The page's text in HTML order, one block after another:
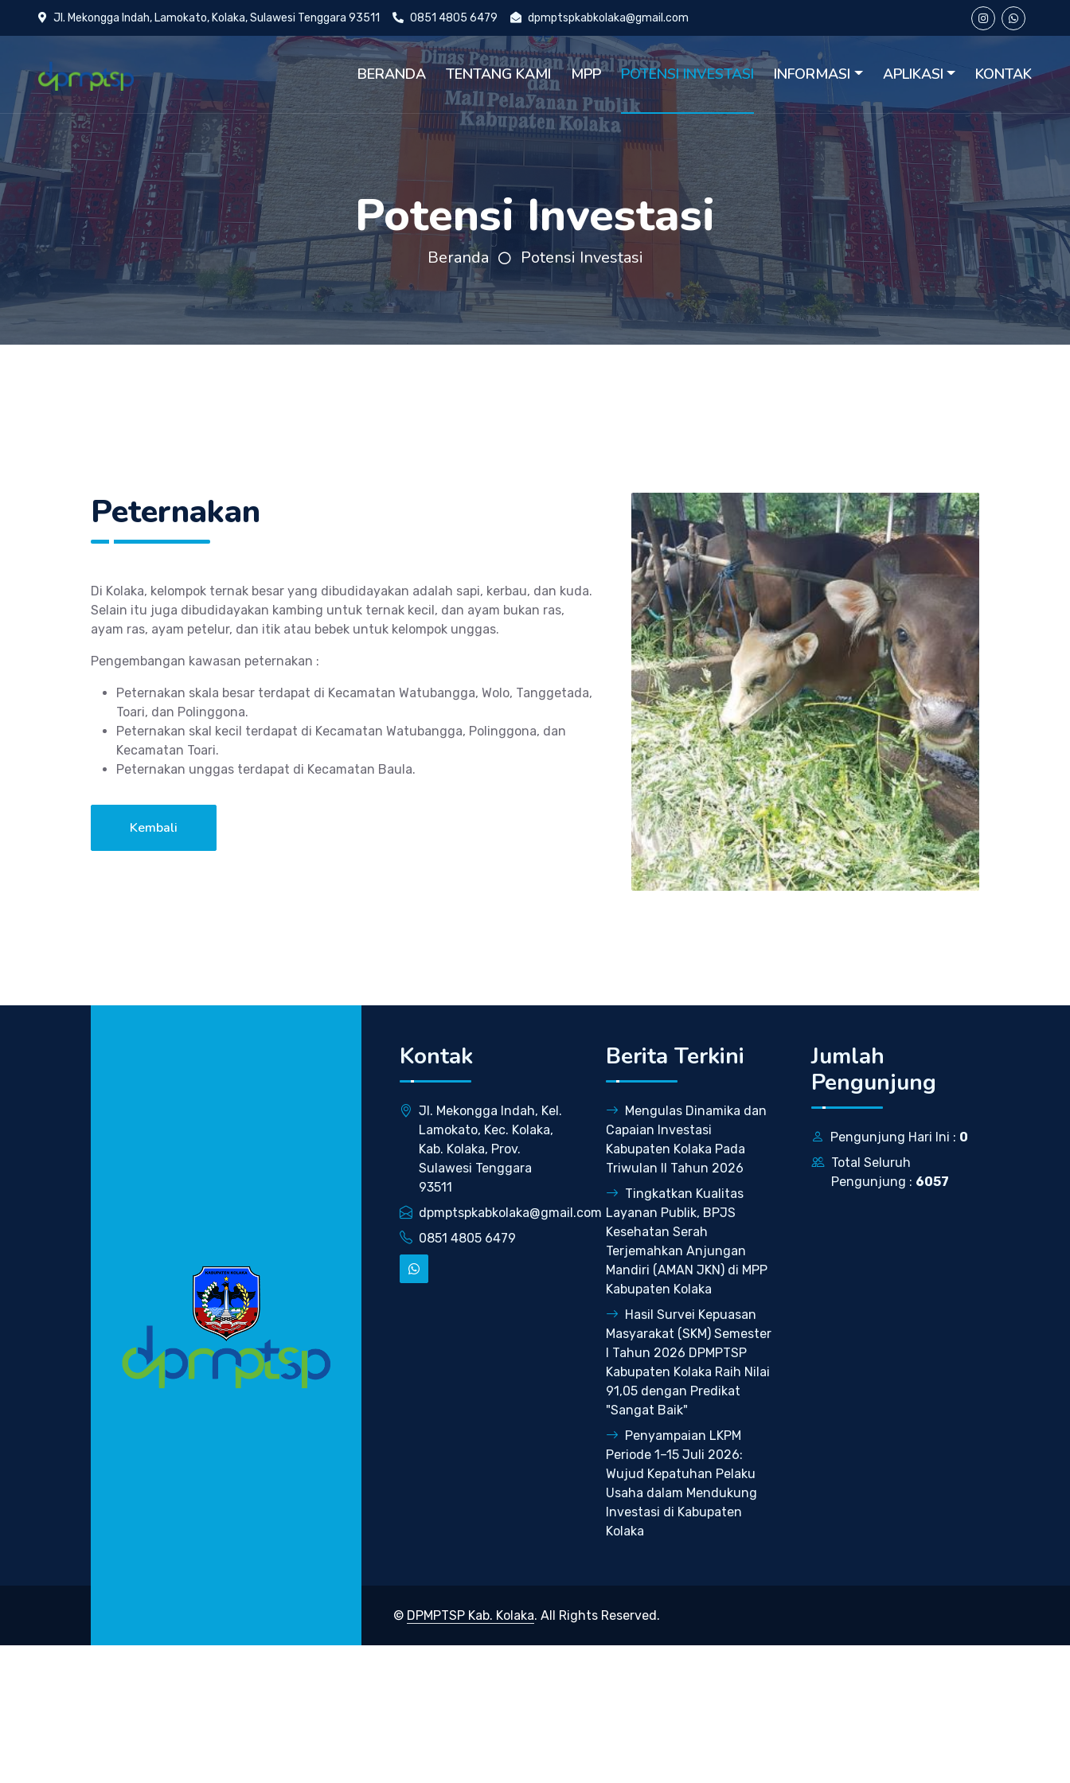
Jl. Mekongga Indah, Lamokato, Kolaka, Sulawesi Tenggara 93511 0851 4805 6479 dpmptspkabkolaka@gmail.com
BERANDA TENTANG KAMI MPP POTENSI INVESTASI INFORMASI APLIKASI KONTAK
Potensi Investasi
Beranda Potensi Investasi
Peternakan
Di Kolaka, kelompok ternak besar yang dibudidayakan adalah sapi, kerbau, dan kuda.
Selain itu juga dibudidayakan kambing untuk ternak kecil, dan ayam bukan ras,
ayam ras, ayam petelur, dan itik atau bebek untuk kelompok unggas.
Pengembangan kawasan peternakan :
Peternakan skala besar terdapat di Kecamatan Watubangga, Wolo, Tanggetada,
Toari, dan Polinggona.
Peternakan skal kecil terdapat di Kecamatan Watubangga, Polinggona, dan
Kecamatan Toari.
Peternakan unggas terdapat di Kecamatan Baula.
Kembali
Kontak
Jl. Mekongga Indah, Kel.
Lamokato, Kec. Kolaka,
Kab. Kolaka, Prov.
Sulawesi Tenggara
93511
dpmptspkabkolaka@gmail.com
0851 4805 6479
Berita Terkini
Mengulas Dinamika dan
Capaian Investasi
Kabupaten Kolaka Pada
Triwulan II Tahun 2026
Tingkatkan Kualitas
Layanan Publik, BPJS
Kesehatan Serah
Terjemahkan Anjungan
Mandiri (AMAN JKN) di MPP
Kabupaten Kolaka
Hasil Survei Kepuasan
Masyarakat (SKM) Semester
I Tahun 2026 DPMPTSP
Kabupaten Kolaka Raih Nilai
91,05 dengan Predikat
"Sangat Baik"
Penyampaian LKPM
Periode 1–15 Juli 2026:
Wujud Kepatuhan Pelaku
Usaha dalam Mendukung
Investasi di Kabupaten
Kolaka
Jumlah
Pengunjung
Pengunjung Hari Ini : 0
Total Seluruh
Pengunjung : 6057
© DPMPTSP Kab. Kolaka. All Rights Reserved.